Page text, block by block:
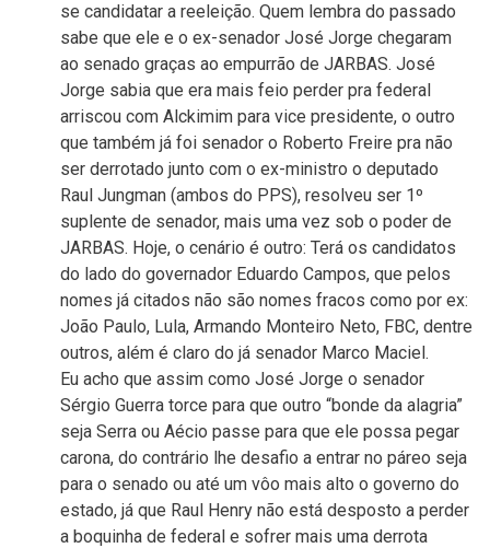
se candidatar a reeleição. Quem lembra do passado
sabe que ele e o ex-senador José Jorge chegaram
ao senado graças ao empurrão de JARBAS. José
Jorge sabia que era mais feio perder pra federal
arriscou com Alckimim para vice presidente, o outro
que também já foi senador o Roberto Freire pra não
ser derrotado junto com o ex-ministro o deputado
Raul Jungman (ambos do PPS), resolveu ser 1º
suplente de senador, mais uma vez sob o poder de
JARBAS. Hoje, o cenário é outro: Terá os candidatos
do lado do governador Eduardo Campos, que pelos
nomes já citados não são nomes fracos como por ex:
João Paulo, Lula, Armando Monteiro Neto, FBC, dentre
outros, além é claro do já senador Marco Maciel.
Eu acho que assim como José Jorge o senador
Sérgio Guerra torce para que outro “bonde da alagria”
seja Serra ou Aécio passe para que ele possa pegar
carona, do contrário lhe desafio a entrar no páreo seja
para o senado ou até um vôo mais alto o governo do
estado, já que Raul Henry não está desposto a perder
a boquinha de federal e sofrer mais uma derrota